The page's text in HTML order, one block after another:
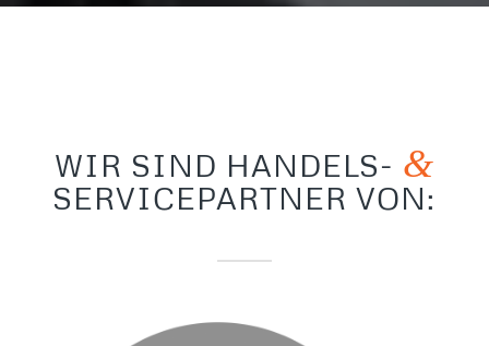
WIR SIND HANDELS- &
SERVICEPARTNER VON: